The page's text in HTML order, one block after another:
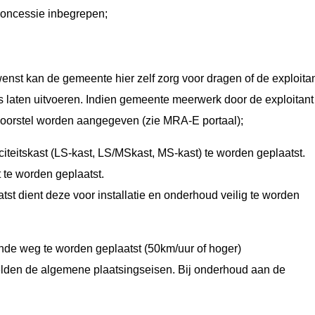
inbegrepen;
kan de gemeente hier zelf zorg voor dragen of de
uitvoeren. Indien gemeente meerwerk door de exploitant
worden aangegeven (zie MRA-E portaal);
(LS-kast, LS/MSkast, MS-kast) te worden geplaatst.
worden geplaatst.
dient deze voor installatie en onderhoud veilig te worden
weg te worden geplaatst (50km/uur of hoger)
de algemene plaatsingseisen. Bij onderhoud aan de